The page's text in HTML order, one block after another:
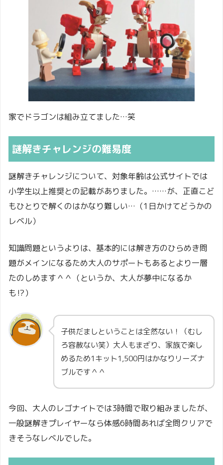
家でドラゴンは組み立てました…笑
謎解きチャレンジの難易度
謎解きチャレンジについて、対象年齢は公式サイトでは
小学生以上推奨との記載がありました。……が、正直こど
もひとりで解くのはかなり難しい…（1日かけてどうかの
レベル）
知識問題というよりは、基本的には解き方のひらめき問
題がメインになるため大人のサポートもあるとより一層
たのしめます＾＾（というか、大人が夢中になるか
も⁉）
子供だましということは全然ない！（むし
ろ容赦ない笑）大人もまざり、家族で楽し
めるため1キット1,500円はかなりリーズナ
ブルです＾＾
今回、大人のレゴナイトでは3時間で取り組みましたが、
一般謎解きプレイヤーなら体感6時間あれば全問クリアで
きそうなレベルでした。